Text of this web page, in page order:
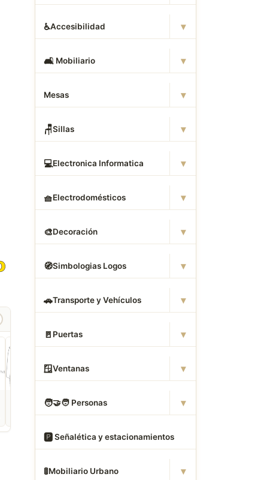
Descargar Abrigos
AutoCAD DWG Gratis –
Descargar Dormitorios
AutoCAD DWG Gratis –
♿Accesibilidad ▾
🛋 ️ Mobiliario ▾
Mesas ▾
🪑Sillas ▾
💻Electronica Informatica ▾
🧺Electrodomésticos ▾
🎨Decoración ▾
🧭Simbologias Logos ▾
🚗Transporte y Vehículos ▾
🚪 Puertas ▾
🪟Ventanas ▾
🧑‍🤝‍🧑 Personas ▾
🅿️ Señalética y estacionamientos
🚦Mobiliario Urbano ▾